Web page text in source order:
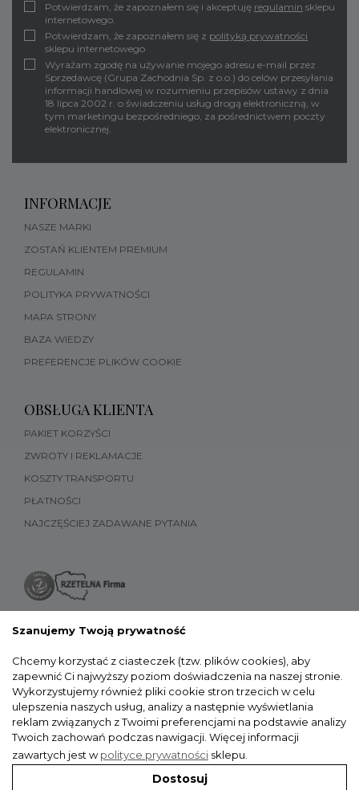
Potwierdzam, że zapoznałem się i akceptuję regulamin sklepu
internetowego.
Potwierdzam, że zapoznałem się z polityką prywatności
sklepu internetowego
Wyrażam zgodę na używanie mojego adresu e-mail przez
Sprzedawcę (Grupa Zachodnia Sp. z o.o.) do celów przesyłania
informacji handlowej w rozumieniu przepisów ustawy z dnia
18 lipca 2002 r. o świadczeniu usług drogą elektroniczną, w
tym marketingu bezpośredniego, za pośrednictwem poczty
elektronicznej.
INFORMACJE
NASZE MARKI
ZOSTAŃ KLIENTEM PREMIUM
REGULAMIN
POLITYKA PRYWATNOŚCI
MAPA STRONY
BAZA WIEDZY
PREFERENCJE PLIKÓW COOKIE
OBSŁUGA KLIENTA
PAKIET KORZYŚCI
ZWROTY I REKLAMACJE
KOSZTY TRANSPORTU
PŁATNOŚCI
NAJCZĘŚCIEJ ZADAWANE PYTANIA
Szanujemy Twoją prywatność
Chcemy korzystać z ciasteczek (tzw. plików cookies), aby
zapewnić Ci najwyższy poziom doświadczenia na naszej stronie.
Wykorzystujemy również pliki cookie stron trzecich w celu
ulepszenia naszych usług, analizy a następnie wyświetlania
reklam związanych z Twoimi preferencjami na podstawie analizy
Twoich zachowań podczas nawigacji. Więcej informacji
zawartych jest wpolityce prywatności sklepu.
Dostosuj